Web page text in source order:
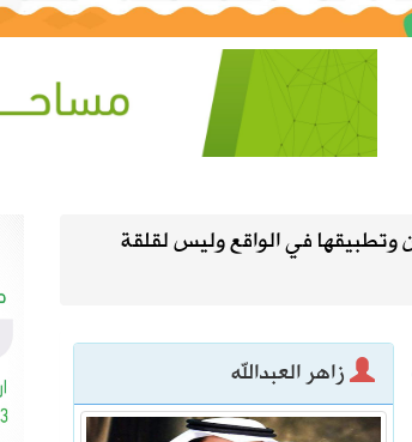
متعدد الجنسيات
الانطلاق
وكفاءة طرق الواحة
وتطبيقها في الواقع وليس لقلقة
زاهر العبدالله